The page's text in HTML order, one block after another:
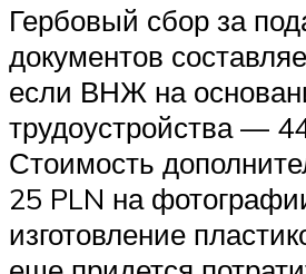
Гербовый сбор за
документов
если ВНЖ на
трудоустройства —
Стоимость
25 PLN на
изготовление